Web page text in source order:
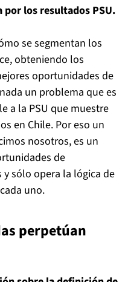
los resultados PSU.
se segmentan los
obteniendo los
oportunidades de
un problema que es
a la PSU que muestre
en Chile. Por eso un
nosotros, es un
de
y sólo opera la lógica de
uno.
perpetúan